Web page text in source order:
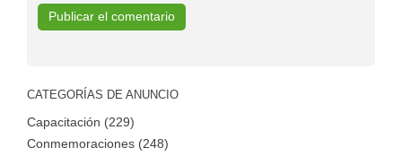
CATEGORÍAS DE ANUNCIO
Capacitación (229)
Conmemoraciones (248)